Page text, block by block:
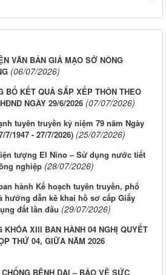
VĂN BẢN GIẢ MẠO SỞ NÔNG
(06/07/2026)
BỐ KẾT QUẢ SẮP XẾP THÔN THEO
NGÀY 29/6/2026 (07/07/2026)
tuyên truyền kỷ niệm 79 năm Ngày
1947 - 27/7/2026) (25/07/2026)
tượng El Nino – Sử dụng nước tiết
nghiệp (28/07/2026)
hành Kế hoạch tuyên truyền, phổ
hướng dẫn kê khai hồ sơ cấp Giấy
đất lần đầu (29/07/2026)
KHÓA XIII BAN HÀNH 04 NGHỊ QUYẾT
THỨ 04, GIỮA NĂM 2026
BỆNH DẠI – BẢO VỆ SỨC